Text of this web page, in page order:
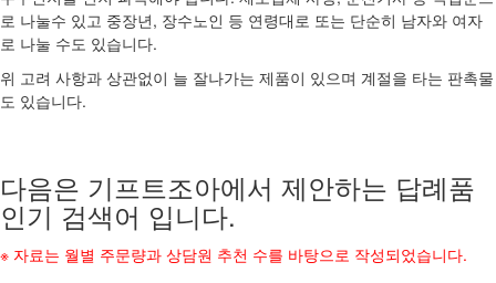
로 나눌수 있고 중장년, 장수노인 등 연령대로 또는 단순히 남자와 여자
로 나눌 수도 있습니다.
위 고려 사항과 상관없이 늘 잘나가는 제품이 있으며 계절을 타는 판촉물
도 있습니다.
다음은 기프트조아에서 제안하는 답례품
인기 검색어 입니다.
※ 자료는 월별 주문량과 상담원 추천 수를 바탕으로 작성되었습니다.